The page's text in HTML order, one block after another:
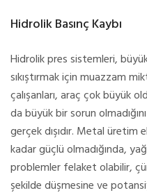
Hidrolik Basınç Kaybı
Hidrolik pres sistemleri,
sıkıştırmak için muazzam
çalışanları, araç çok büyük
da büyük bir sorun
gerçek dışıdır. Metal üretim
kadar güçlü olmadığında,
problemler felaket olabilir,
şekilde düşmesine ve